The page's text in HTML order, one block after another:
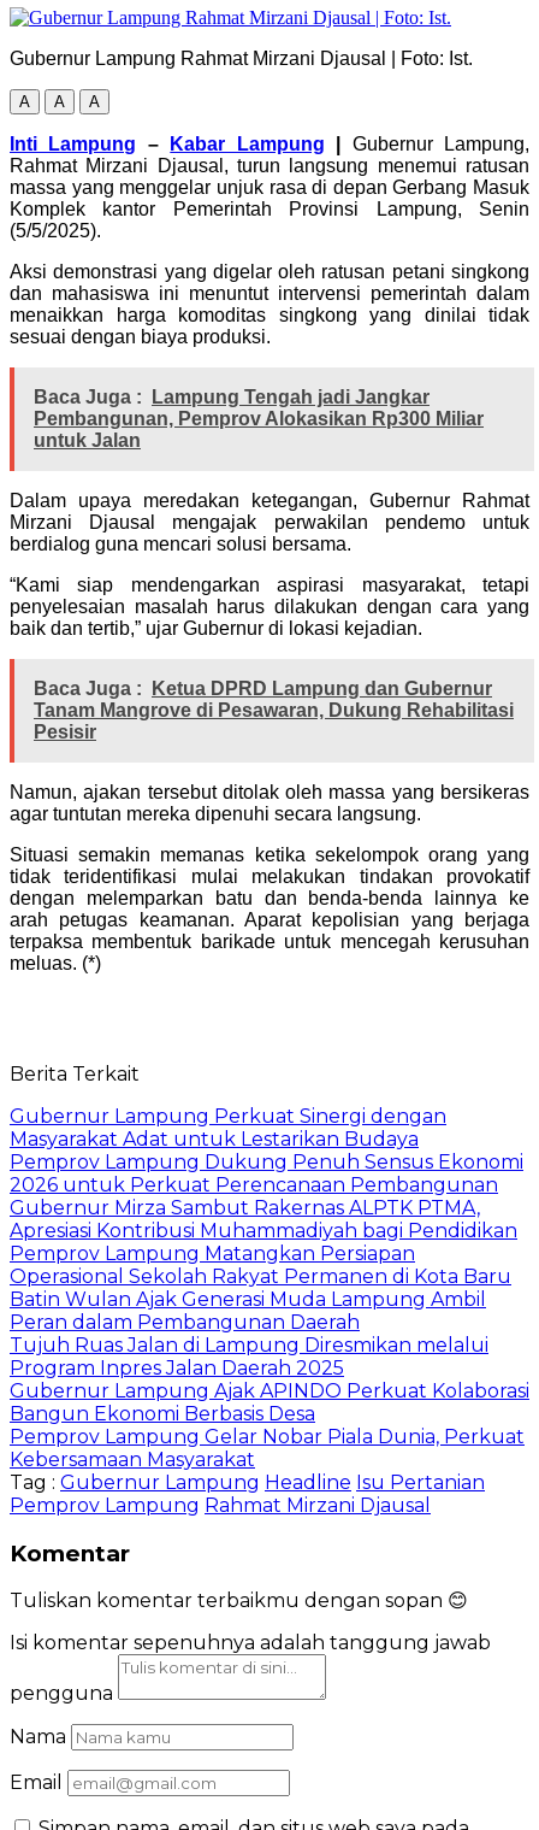
Gubernur Lampung Rahmat Mirzani Djausal | Foto: Ist.
A A A
Inti Lampung – Kabar Lampung
Gubernur Lampung,
Rahmat Mirzani Djausal, turun langsung menemui ratusan
massa yang menggelar unjuk rasa di depan Gerbang Masuk
Komplek kantor Pemerintah Provinsi Lampung, Senin
(5/5/2025).
Aksi demonstrasi yang digelar oleh ratusan petani singkong
dan mahasiswa ini menuntut intervensi pemerintah dalam
menaikkan harga komoditas singkong yang dinilai tidak
sesuai dengan biaya produksi.
Baca Juga :
Lampung Tengah jadi Jangkar
Pembangunan, Pemprov Alokasikan Rp300 Miliar
untuk Jalan
Dalam upaya meredakan ketegangan, Gubernur Rahmat
Mirzani Djausal mengajak perwakilan pendemo untuk
berdialog guna mencari solusi bersama.
“Kami siap mendengarkan aspirasi masyarakat, tetapi
penyelesaian masalah harus dilakukan dengan cara yang
baik dan tertib,” ujar Gubernur di lokasi kejadian.
Baca Juga :
Ketua DPRD Lampung dan Gubernur
Tanam Mangrove di Pesawaran, Dukung Rehabilitasi
Pesisir
Namun, ajakan tersebut ditolak oleh massa yang bersikeras
agar tuntutan mereka dipenuhi secara langsung.
Situasi semakin memanas ketika sekelompok orang yang
tidak teridentifikasi mulai melakukan tindakan provokatif
dengan melemparkan batu dan benda-benda lainnya ke
arah petugas keamanan. Aparat kepolisian yang berjaga
terpaksa membentuk barikade untuk mencegah kerusuhan
meluas. (*)
Berita Terkait
Gubernur Lampung Perkuat Sinergi dengan
Masyarakat Adat untuk Lestarikan Budaya
Pemprov Lampung Dukung Penuh Sensus Ekonomi
2026 untuk Perkuat Perencanaan Pembangunan
Gubernur Mirza Sambut Rakernas ALPTK PTMA,
Apresiasi Kontribusi Muhammadiyah bagi Pendidikan
Pemprov Lampung Matangkan Persiapan
Operasional Sekolah Rakyat Permanen di Kota Baru
Batin Wulan Ajak Generasi Muda Lampung Ambil
Peran dalam Pembangunan Daerah
Tujuh Ruas Jalan di Lampung Diresmikan melalui
Program Inpres Jalan Daerah 2025
Gubernur Lampung Ajak APINDO Perkuat Kolaborasi
Bangun Ekonomi Berbasis Desa
Pemprov Lampung Gelar Nobar Piala Dunia, Perkuat
Kebersamaan Masyarakat
Tag : Gubernur Lampung Headline Isu Pertanian
Pemprov Lampung Rahmat Mirzani Djausal
Komentar
Tuliskan komentar terbaikmu dengan sopan 😊
Isi komentar sepenuhnya adalah tanggung jawab
pengguna
Nama
Email